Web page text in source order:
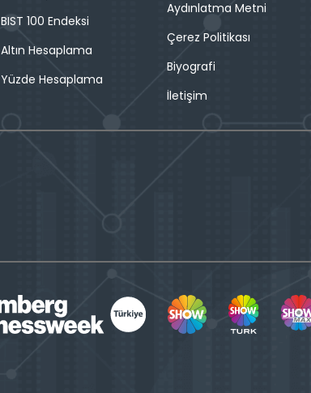
BIST 100 Endeksi
Altın Hesaplama
Yüzde Hesaplama
Aydınlatma Metni
Çerez Politikası
Biyografi
İletişim